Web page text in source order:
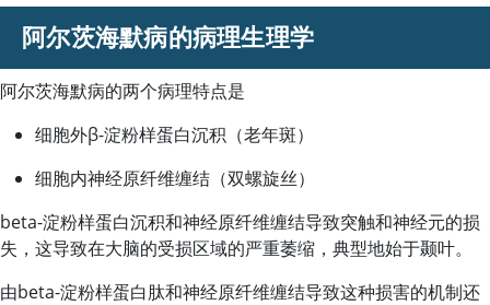
阿尔茨海默病的病理生理学
阿尔茨海默病的两个病理特点是
细胞外β-淀粉样蛋白沉积（老年斑）
细胞内神经原纤维缠结（双螺旋丝）
beta-淀粉样蛋白沉积和神经原纤维缠结导致突触和神经元的损
失，这导致在大脑的受损区域的严重萎缩，典型地始于颞叶。
由beta-淀粉样蛋白肽和神经原纤维缠结导致这种损害的机制还